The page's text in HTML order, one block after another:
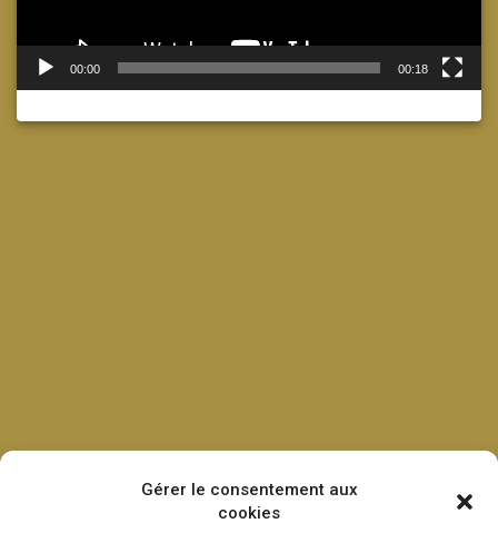
Gérer le consentement aux
cookies
00:00 00:18